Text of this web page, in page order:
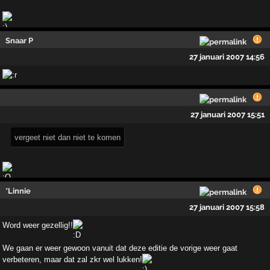
Snaar P
27 januari 2007 14:56
27 januari 2007 15:51
vergeet niet dan niet te komen
*Linnie
27 januari 2007 15:58
Word weer gezellig!!
We gaan er weer gewoon vanuit dat deze editie de vorige weer gaat
verbeteren, maar dat zal zkr wel lukken!